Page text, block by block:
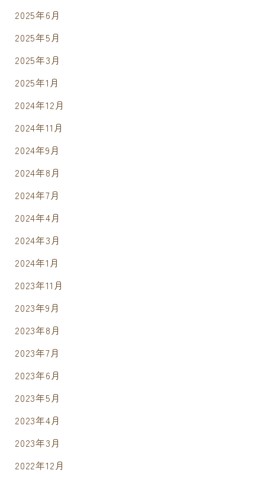
2025年6月
2025年5月
2025年3月
2025年1月
2024年12月
2024年11月
2024年9月
2024年8月
2024年7月
2024年4月
2024年3月
2024年1月
2023年11月
2023年9月
2023年8月
2023年7月
2023年6月
2023年5月
2023年4月
2023年3月
2022年12月